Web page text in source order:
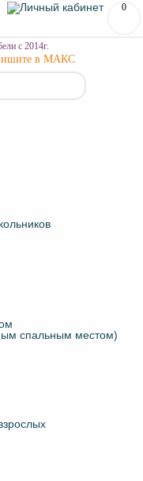
0
с 2014г.
в МАКС
спальным местом)